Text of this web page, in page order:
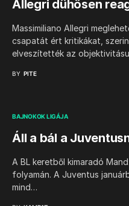
Allegri dühösen
Massimiliano Allegri
csapatát ért kritikákat,
elveszítették az
BY PITE
BAJNOKOK LIGÁJA
Áll a bál a
A BL keretből kimaradó
folyamán. A Juventus
mind…